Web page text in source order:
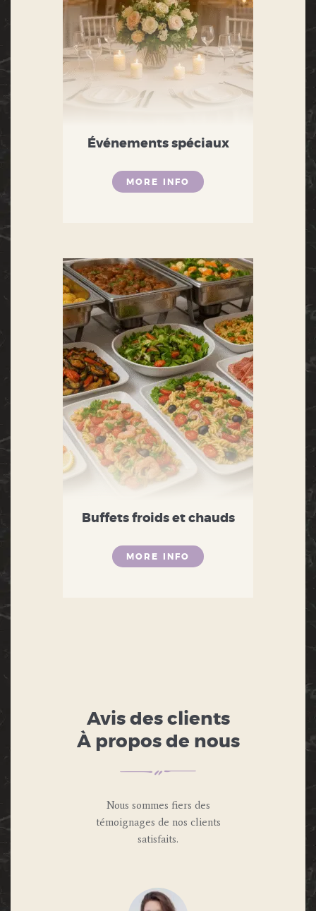
Événements spéciaux
MORE INFO
Buffets froids et chauds
MORE INFO
Avis des clients
À propos de nous
Nous sommes fiers des
témoignages de nos clients
satisfaits.